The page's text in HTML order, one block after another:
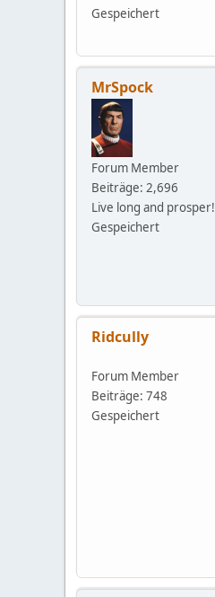
Gespeichert
MrSpock
Forum Member
Beiträge: 2,696
Live long and prosper!
Gespeichert
Ridcully
Forum Member
Beiträge: 748
Gespeichert